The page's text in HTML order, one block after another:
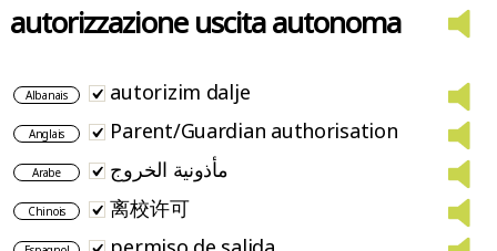
autorizzazione uscita autonoma
Albanais autorizim dalje
Anglais Parent/Guardian authorisation
Arabe مأذونية الخروج
Chinois 离校许可